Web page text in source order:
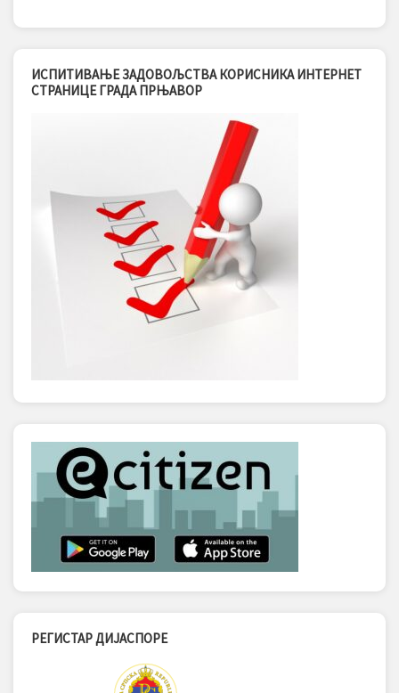
ИСПИТИВАЊЕ ЗАДОВОЉСТВА КОРИСНИКА ИНТЕРНЕТ
СТРАНИЦЕ ГРАДА ПРЊАВОР
РЕГИСТАР ДИЈАСПОРЕ